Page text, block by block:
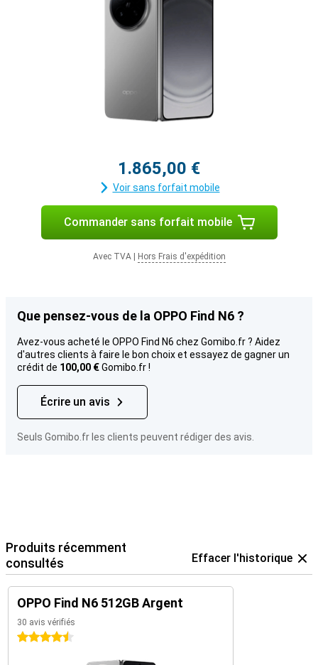
1.865,00 €
Voir sans forfait mobile
Commander sans forfait mobile
Avec TVA| Hors Frais d'expédition
Que pensez-vous de la OPPO Find N6 ?
Avez-vous acheté le OPPO Find N6 chez Gomibo.fr ? Aidez
d'autres clients à faire le bon choix et essayez de gagner un
crédit de 100,00 €Gomibo.fr !
Écrire un avis
Seuls Gomibo.fr les clients peuvent rédiger des avis.
Produits récemment
consultés
Effacer l'historique
OPPO Find N6 512GB Argent
30 avis vérifiés
4.5 étoiles